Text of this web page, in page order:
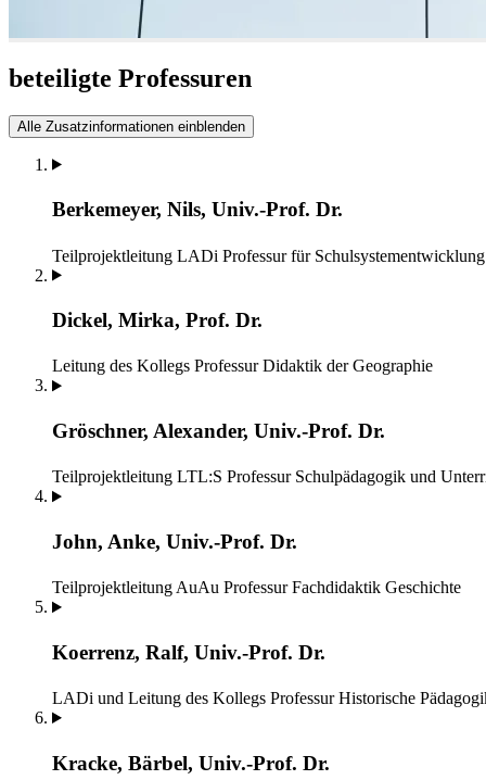
beteiligte Professuren
Alle Zusatzinformationen einblenden
Berkemeyer, Nils, Univ.-Prof. Dr.
Teilprojektleitung LADi Professur für Schulsystementwicklung
Dickel, Mirka, Prof. Dr.
Leitung des Kollegs Professur Didaktik der Geographie
Gröschner, Alexander, Univ.-Prof. Dr.
Teilprojektleitung LTL:S Professur Schulpädagogik und
John, Anke, Univ.-Prof. Dr.
Teilprojektleitung AuAu Professur Fachdidaktik Geschichte
Koerrenz, Ralf, Univ.-Prof. Dr.
LADi und Leitung des Kollegs Professur Historische
Kracke, Bärbel, Univ.-Prof. Dr.